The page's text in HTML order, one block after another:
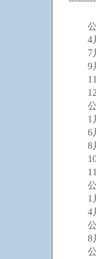
公
4月
7月
9月
11
12
公
1月
6月
8月
10
11
公
1月
4月
公
8月
公